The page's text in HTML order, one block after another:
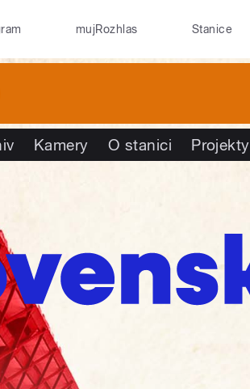
mujRozhlas Stanice
Kamery O stanici Projekty